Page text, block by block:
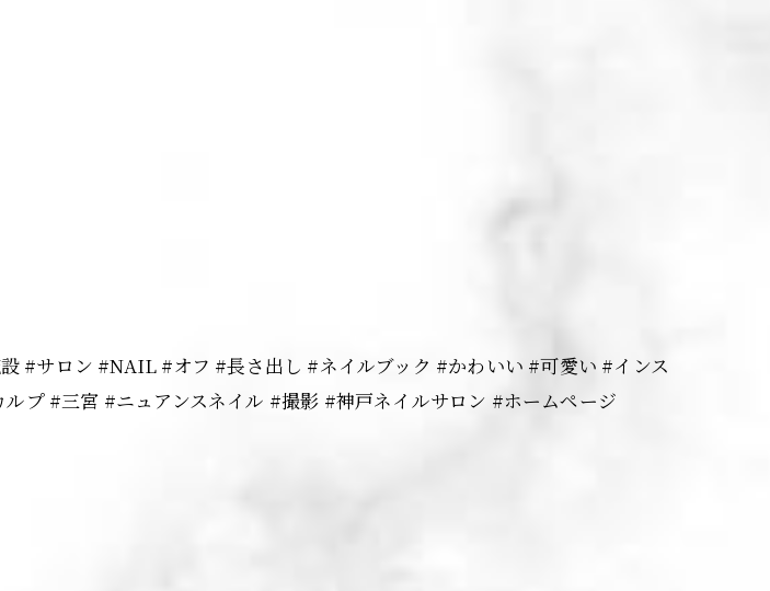
#サロン #NAIL #オフ #長さ出し #ネイルブック #かわいい #可愛い #インス
#三宮 #ニュアンスネイル #撮影 #神戸ネイルサロン #ホームページ